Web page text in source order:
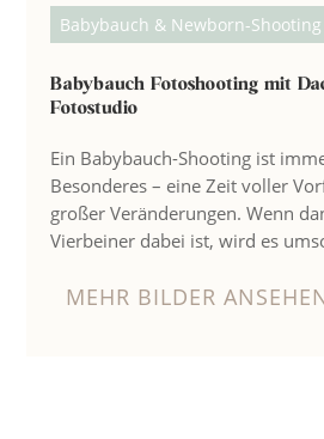
Babybauch & Newborn-Shooting
Babybauch Fotoshooting mit
Fotostudio
Ein Babybauch-Shooting ist
Besonderes – eine Zeit voller
großer Veränderungen. Wenn
Vierbeiner dabei ist, wird es
MEHR BILDER